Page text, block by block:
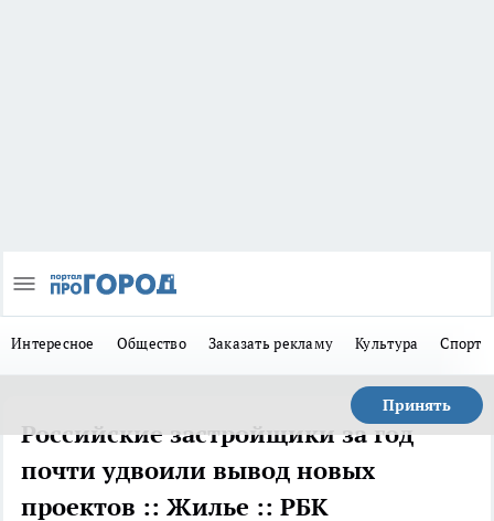
Интересное Общество Заказать рекламу Культура Спорт
Принять
Российские застройщики за год
почти удвоили вывод новых
проектов :: Жилье :: РБК